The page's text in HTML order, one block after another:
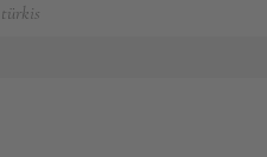
türkis